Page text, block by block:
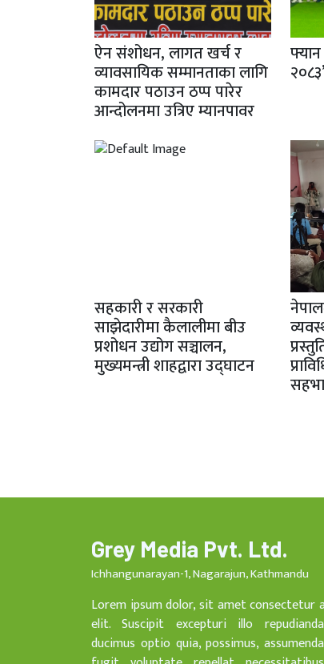
ऐन संशोधन, लागत खर्च र
व्यावसायिक सम्मानताका लागि
कामदार पठाउन ठप्प पारेर
आन्दोलनमा उत्रिए म्यानपावर
सहकारी र सरकारी
साझेदारीमा कैलालीमा बीउ
प्रशोधन उद्योग सञ्चालन,
मुख्यमन्त्री शाहद्वारा उद्घाटन
Grey Media Pvt. Ltd.
Ichhangunarayan-1, Nagarajun, Kathmandu
Lorem ipsum dolor, sit amet consectetur
elit. Suscipit excepturi illo
ducimus optio quia, possimus,